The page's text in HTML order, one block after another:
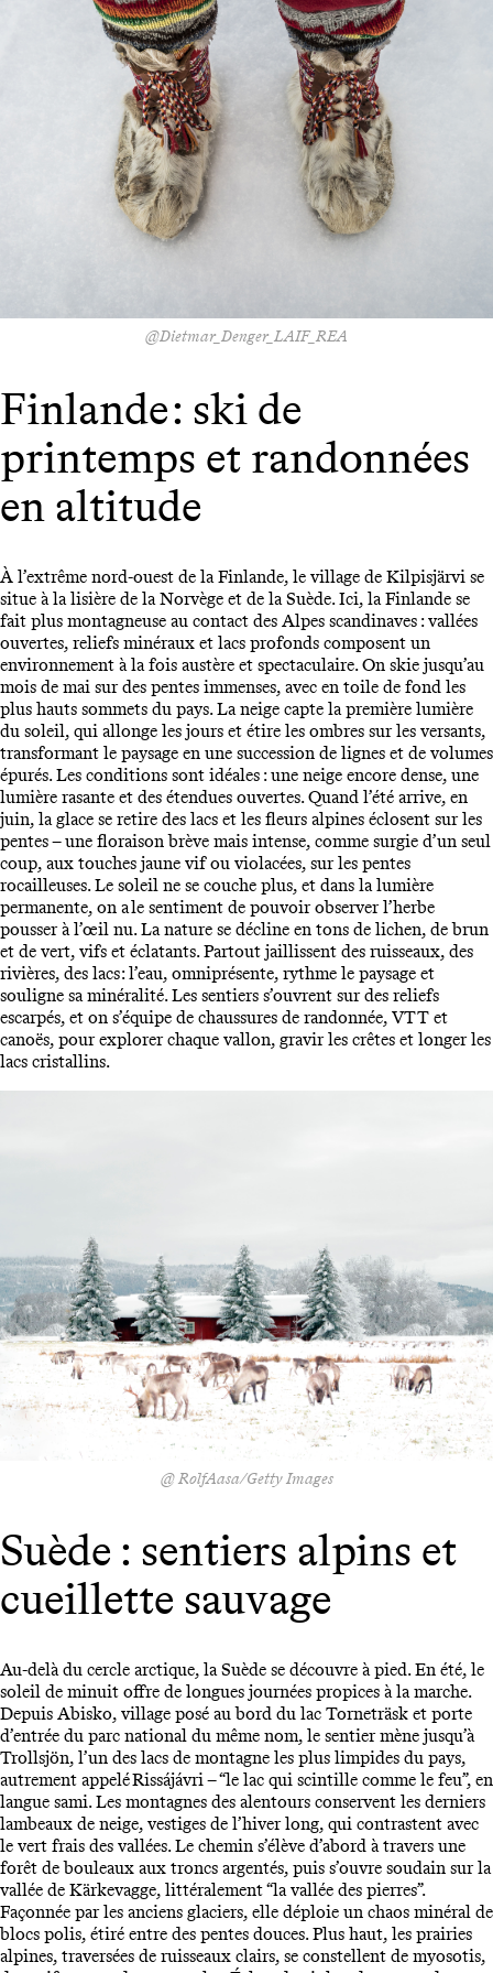
@Dietmar_Denger_LAIF_REA
Finlande : ski de
printemps et randonnées
en altitude
À l’extrême nord-ouest de la Finlande, le village de Kilpisjärvi se
situe à la lisière de la Norvège et de la Suède. Ici, la Finlande se
fait plus montagneuse au contact des Alpes scandinaves : vallées
ouvertes, reliefs minéraux et lacs profonds composent un
environnement à la fois austère et spectaculaire. On skie jusqu’au
mois de mai sur des pentes immenses, avec en toile de fond les
plus hauts sommets du pays. La neige capte la première lumière
du soleil, qui allonge les jours et étire les ombres sur les versants,
transformant le paysage en une succession de lignes et de volumes
épurés. Les conditions sont idéales : une neige encore dense, une
lumière rasante et des étendues ouvertes. Quand l’été arrive, en
juin, la glace se retire des lacs et les fleurs alpines éclosent sur les
pentes – une floraison brève mais intense, comme surgie d’un seul
coup, aux touches jaune vif ou violacées, sur les pentes
rocailleuses. Le soleil ne se couche plus, et dans la lumière
permanente, on a le sentiment de pouvoir observer l’herbe
pousser à l’œil nu. La nature se décline en tons de lichen, de brun
et de vert, vifs et éclatants. Partout jaillissent des ruisseaux, des
rivières, des lacs : l’eau, omniprésente, rythme le paysage et
souligne sa minéralité. Les sentiers s’ouvrent sur des reliefs
escarpés, et on s’équipe de chaussures de randonnée, VTT et
canoës, pour explorer chaque vallon, gravir les crêtes et longer les
lacs cristallins.
@ RolfAasa/Getty Images
Suède : sentiers alpins et
cueillette sauvage
Au-delà du cercle arctique, la Suède se découvre à pied. En été, le
soleil de minuit offre de longues journées propices à la marche.
Depuis Abisko, village posé au bord du lac Torneträsk et porte
d’entrée du parc national du même nom, le sentier mène jusqu’à
Trollsjön, l’un des lacs de montagne les plus limpides du pays,
autrement appelé Rissájávri – “le lac qui scintille comme le feu”, en
langue sami. Les montagnes des alentours conservent les derniers
lambeaux de neige, vestiges de l’hiver long, qui contrastent avec
le vert frais des vallées. Le chemin s’élève d’abord à travers une
forêt de bouleaux aux troncs argentés, puis s’ouvre soudain sur la
vallée de Kärkevagge, littéralement “la vallée des pierres”.
Façonnée par les anciens glaciers, elle déploie un chaos minéral de
blocs polis, étiré entre des pentes douces. Plus haut, les prairies
alpines, traversées de ruisseaux clairs, se constellent de myosotis,